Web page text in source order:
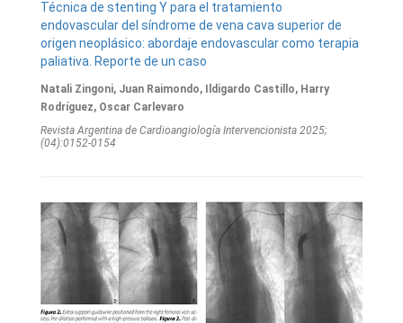
Técnica de stenting Y para el tratamiento
endovascular del síndrome de vena cava superior de
origen neoplásico: abordaje endovascular como terapia
paliativa. Reporte de un caso
Natali Zingoni, Juan Raimondo, Ildigardo Castillo, Harry
Rodríguez, Oscar Carlevaro
Revista Argentina de Cardioangiologí­a Intervencionista 2025;
(04):0152-0154